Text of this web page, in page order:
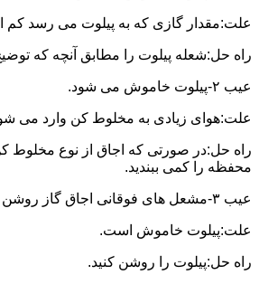
علت:مقدار گازی که به پیلوت می رسد
راه حل:شعله پیلوت را مطابق آنچه که
عیب ۲-پیلوت خاموش می شود.
علت:هوای زیادی به مخلوط کن وارد می
راه حل:در صورتی که اجاق از نوع مخلوط
محفظه را کمی ببندید.
عیب ۳-مشعل های فوقانی اجاق گاز روشن نمی شود.
علت:پیلوت خاموش است.
راه حل:پیلوت را روشن کنید.